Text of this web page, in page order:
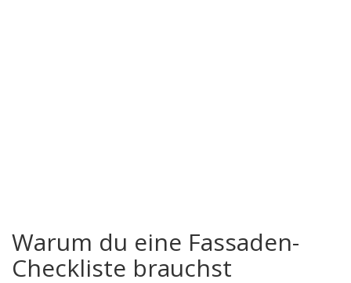
Warum du eine Fassaden-
Checkliste brauchst